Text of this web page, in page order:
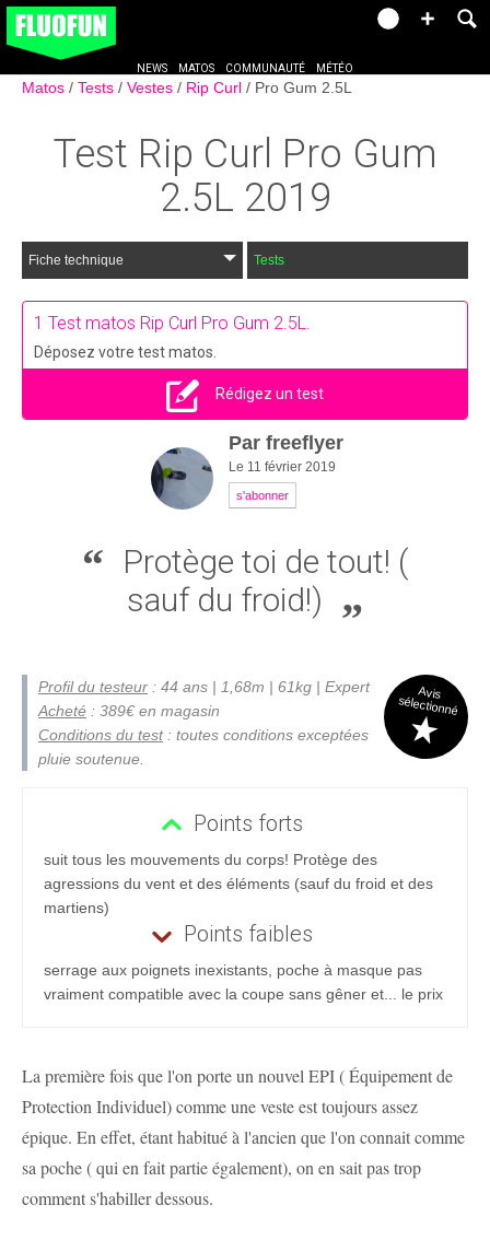
NEWS MATOS COMMUNAUTÉ MÉTÉO
Matos Tests Vestes Rip Curl Pro Gum 2.5L
Test Rip Curl Pro Gum
2.5L 2019
Fiche technique Tests
1 Test matos Rip Curl Pro Gum 2.5L.
Déposez votre test matos.
Rédigez un test
Par freeflyer
Le 11 février 2019
s'abonner
Protège toi de tout! (
sauf du froid!)
Avis
sélectionné
Profil du testeur : 44 ans | 1,68m | 61kg | Expert
Acheté : 389€ en magasin
Conditions du test: toutes conditions exceptées
pluie soutenue.
Points forts
suit tous les mouvements du corps! Protège des
agressions du vent et des éléments (sauf du froid et des
martiens)
Points faibles
serrage aux poignets inexistants, poche à masque pas
vraiment compatible avec la coupe sans gêner et... le prix
La première fois que l'on porte un nouvel EPI ( Équipement de
Protection Individuel) comme une veste est toujours assez
épique. En effet, étant habitué à l'ancien que l'on connait comme
sa poche ( qui en fait partie également), on en sait pas trop
comment s'habiller dessous.